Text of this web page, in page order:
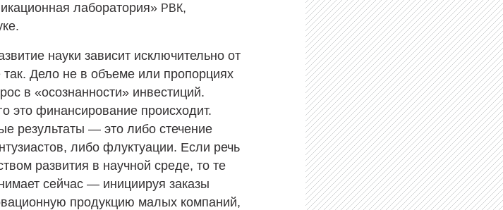
лаборатория» РВК,
науки зависит исключительно от
Дело не в объеме или пропорциях
в «осознанности» инвестиций.
это финансирование происходит.
результаты — это либо стечение
либо флуктуации. Если речь
развития в научной среде, то те
сейчас — инициируя заказы
продукцию малых компаний,